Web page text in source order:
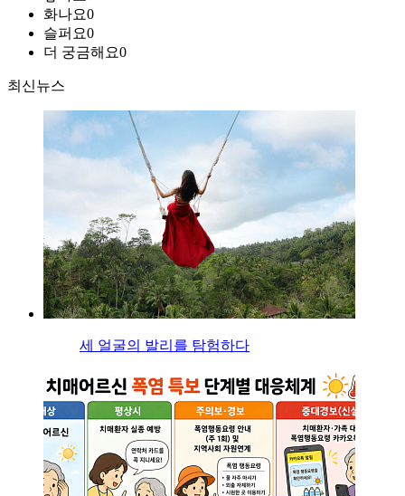
화나요0
슬퍼요0
더 궁금해요0
최신뉴스
세 얼굴의 발리를 탐험하다